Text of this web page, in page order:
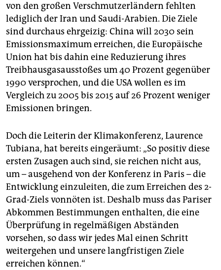
von den großen Verschmutzerländern fehlten
lediglich der Iran und Saudi-Arabien. Die Ziele
sind durchaus ehrgeizig: China will 2030 sein
Emissionsmaximum erreichen, die Europäische
Union hat bis dahin eine Reduzierung ihres
Treibhausgasausstoßes um 40 Prozent gegenüber
1990 versprochen, und die USA wollen es im
Vergleich zu 2005 bis 2015 auf 26 Prozent weniger
Emissionen bringen.
Doch die Leiterin der Klimakonferenz, Laurence
Tubiana, hat bereits eingeräumt: „So positiv diese
ersten Zusagen auch sind, sie reichen nicht aus,
um – ausgehend von der Konferenz in Paris – die
Entwicklung einzuleiten, die zum Erreichen des 2-
Grad-Ziels vonnöten ist. Deshalb muss das Pariser
Abkommen Bestimmungen enthalten, die eine
Überprüfung in regelmäßigen Abständen
vorsehen, so dass wir jedes Mal einen Schritt
weitergehen und unsere langfristigen Ziele
erreichen können.“